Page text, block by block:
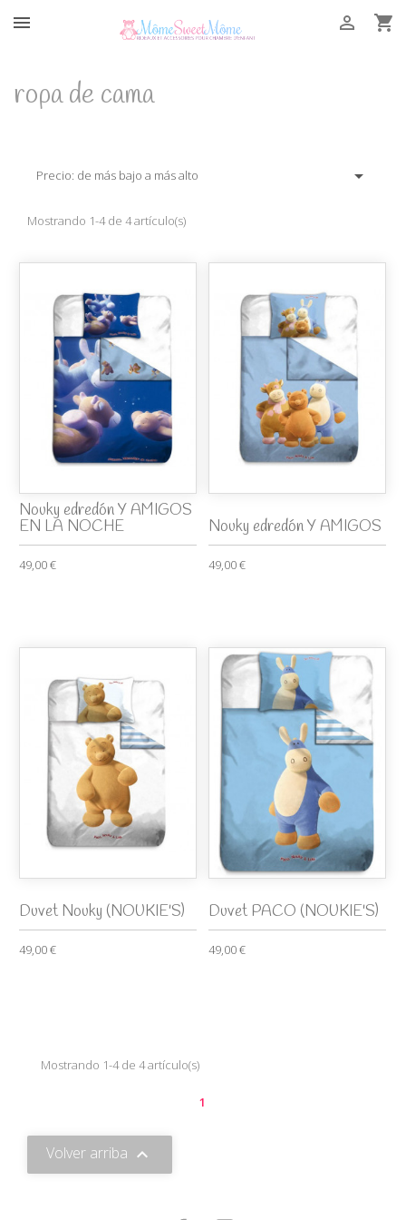
 

ropa de cama
Precio: de más bajo a más alto 
Mostrando 1-4 de 4 artículo(s)
Nouky edredón Y AMIGOS
EN LA NOCHE
49,00 €
Nouky edredón Y AMIGOS
49,00 €
Duvet Nouky (NOUKIE'S)
49,00 €
Duvet PACO (NOUKIE'S)
49,00 €
Mostrando 1-4 de 4 artículo(s)
1
Volver arriba 